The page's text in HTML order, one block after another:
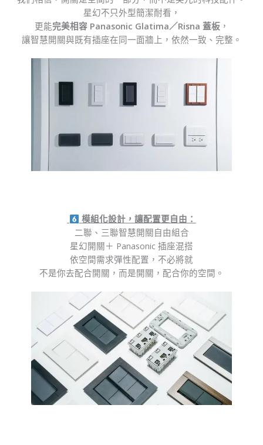
星幻不只外型簡潔耐看，
更能完美相容 Panasonic Glatima／Risna 蓋板，
讓智慧開關與既有插座在同一面牆上，依然一致、完整。
模組化設計，讓配置更自由：
二聯、三聯智慧開關自由組合
星幻開關＋ Panasonic 插座混搭
依空間需求彈性配置，不必將就
不是你去配合開關，而是開關，配合你的空間。